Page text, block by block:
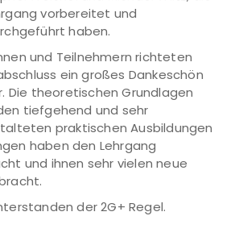
vorbereitet und
haben.
und Teilnehmern richteten
ein großes Dankeschön
Die theoretischen Grundlagen
tiefgehend und sehr
praktischen Ausbildungen
haben den Lehrgang
und ihnen sehr vielen neue
der 2G+ Regel.